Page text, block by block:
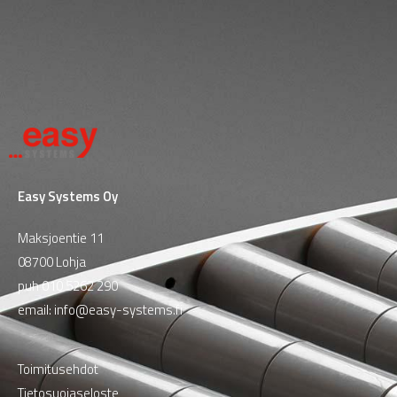
Easy Systems Oy
Maksjoentie 11
08700 Lohja
puh010 5262 290
email: info@easy-systems.fi
Toimitusehdot